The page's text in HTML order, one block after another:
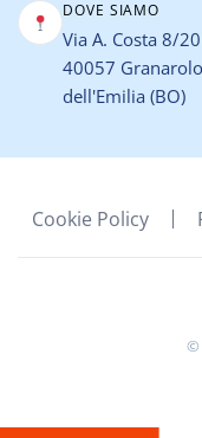
DOVE SIAMO
Via A. Costa 8/20
40057 Granarolo
dell'Emilia (BO)
Cookie Policy
©